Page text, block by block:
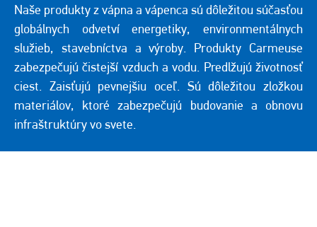
Naše produkty z vápna a vápenca sú dôležitou súčasťou
globálnych odvetví energetiky, environmentálnych
služieb, stavebníctva a výroby. Produkty Carmeuse
zabezpečujú čistejší vzduch a vodu. Predlžujú životnosť
ciest. Zaisťujú pevnejšiu oceľ. Sú dôležitou zložkou
materiálov, ktoré zabezpečujú budovanie a obnovu
infraštruktúry vo svete.